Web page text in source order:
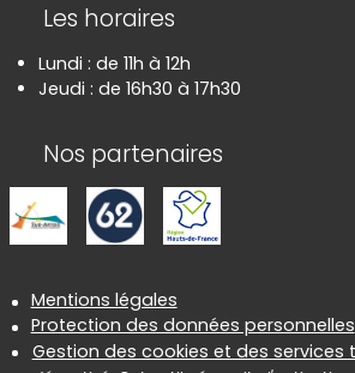
Les horaires
Lundi : de 11h à 12h
Jeudi : de 16h30 à 17h30
Nos partenaires
Informations
Mentions légales
Protection des données personnelles
Gestion des cookies et des services